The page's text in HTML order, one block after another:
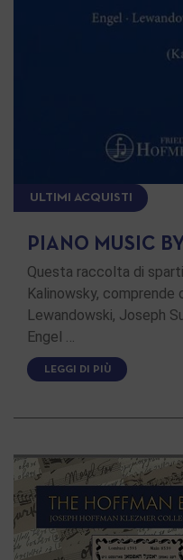
ULTIMI ACQUISTI
PIANO MUSIC
Questa raccolta di
Kalinowsky,
Lewandowski, Joseph
Engel …
LEGGI DI PIÙ